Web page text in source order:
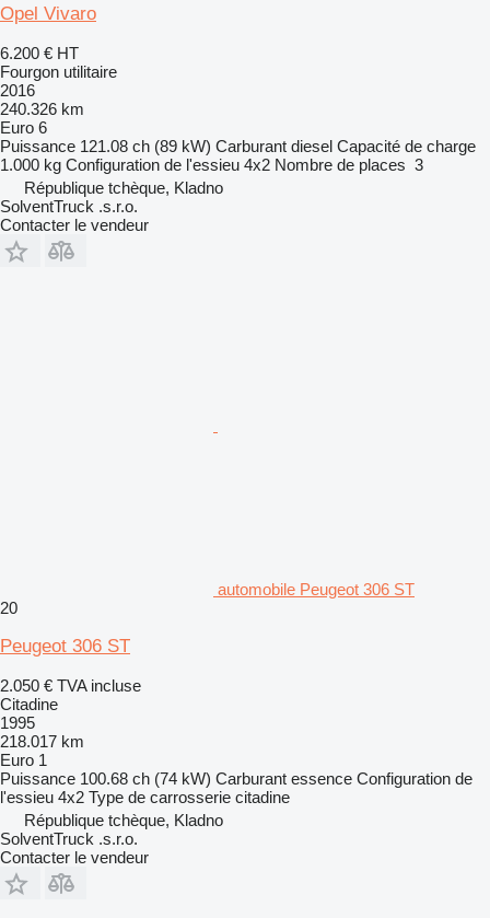
Opel Vivaro
6.200 € HT
Fourgon utilitaire
2016
240.326 km
Euro 6
Puissance 121.08 ch (89 kW) Carburant diesel Capacité de charge
1.000 kg Configuration de l'essieu 4x2 Nombre de places 3
République tchèque, Kladno
SolventTruck .s.r.o.
Contacter le vendeur
automobile Peugeot 306 ST
20
Peugeot 306 ST
2.050 € TVA incluse
Citadine
1995
218.017 km
Euro 1
Puissance 100.68 ch (74 kW) Carburant essence Configuration de
l'essieu 4x2 Type de carrosserie citadine
République tchèque, Kladno
SolventTruck .s.r.o.
Contacter le vendeur